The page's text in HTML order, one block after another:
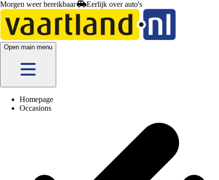
Morgen weer bereikbaar
Open main menu
Homepage
Occasions